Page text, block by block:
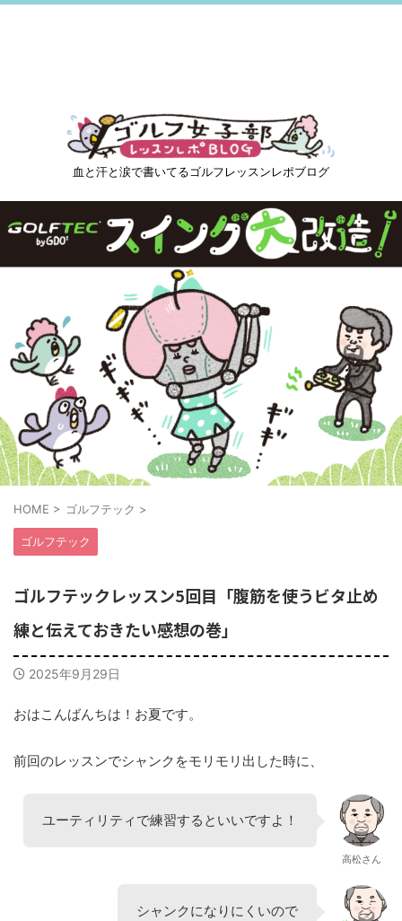
血と汗と涙で書いてるゴルフレッスンレポブログ
HOME > ゴルフテック >
ゴルフテック
ゴルフテックレッスン5回目「腹筋を使うビタ止め
練と伝えておきたい感想の巻」
2025年9月29日
おはこんばんちは！お夏です。
前回のレッスンでシャンクをモリモリ出した時に、
ユーティリティで練習するといいですよ！
高松さん
シャンクになりにくいので